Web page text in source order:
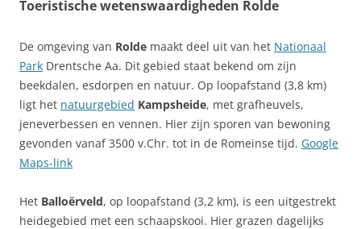
Toeristische wetenswaardigheden Rolde
De omgeving van Rolde maakt deel uit van het Nationaal
Park Drentsche Aa. Dit gebied staat bekend om zijn
beekdalen, esdorpen en natuur. Op loopafstand (3,8 km)
ligt het natuurgebied Kampsheide, met grafheuvels,
jeneverbessen en vennen. Hier zijn sporen van bewoning
gevonden vanaf 3500 v.Chr. tot in de Romeinse tijd. Google
Maps-link
Het Balloërveld, op loopafstand (3,2 km), is een uitgestrekt
heidegebied met een schaapskooi. Hier grazen dagelijks